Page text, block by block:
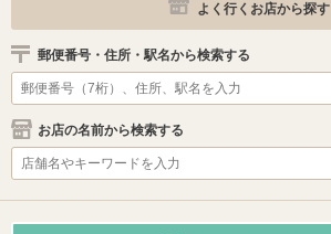
よく行くお店から探す
郵便番号・住所・駅名から検索する
お店の名前から検索する